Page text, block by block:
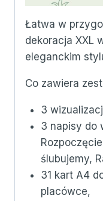
Łatwa w
dekoracja XXL
eleganckim
Co zawiera
3
3 napisy do
ślubujemy,
31 kart A4
placówce,